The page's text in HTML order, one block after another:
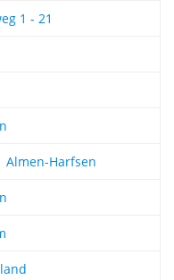
1 - 21
Almen-Harfsen